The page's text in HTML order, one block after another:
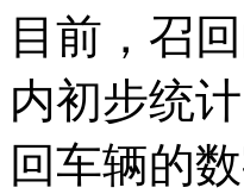
目前，召
内初步统
回车辆的